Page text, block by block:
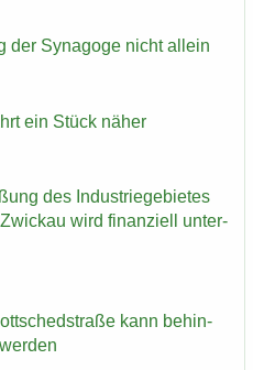
der Syn­ago­ge nicht al­lein
ein Stück näher
des In­dus­trie­ge­bie­tes
wird fi­nan­zi­ell un­ter­
kann be­hin­